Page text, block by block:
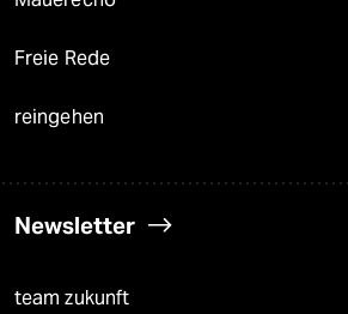
Freie Rede
reingehen
Newsletter
team zukunft